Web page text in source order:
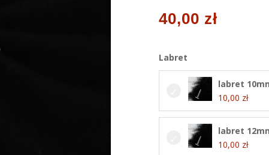
40,00 zł
Labret
labret
10,00 zł
labret
10,00 zł